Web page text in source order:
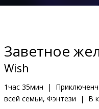
Клуб
Заветное
Wish
1час 35мин |
всей семьи, Фэнтези
| В